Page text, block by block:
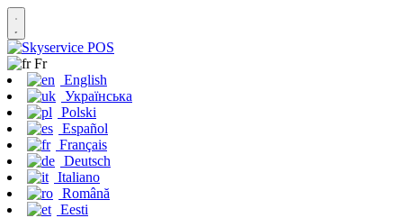
Fr
English
Українська
Polski
Español
Français
Deutsch
Italiano
Română
Eesti